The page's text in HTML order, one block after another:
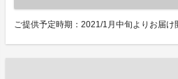
ご提供予定時期：2021/1月中旬よりお届け